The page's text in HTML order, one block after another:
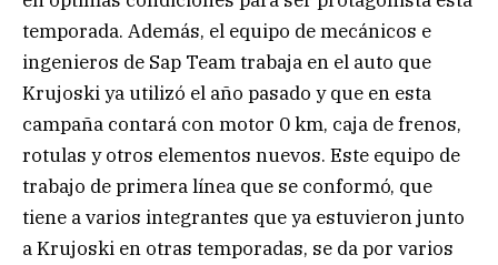
temporada. Además, el equipo de mecánicos e
ingenieros de Sap Team trabaja en el auto que
Krujoski ya utilizó el año pasado y que en esta
campaña contará con motor 0 km, caja de frenos,
rotulas y otros elementos nuevos. Este equipo de
trabajo de primera línea que se conformó, que
tiene a varios integrantes que ya estuvieron junto
a Krujoski en otras temporadas, se da por varios